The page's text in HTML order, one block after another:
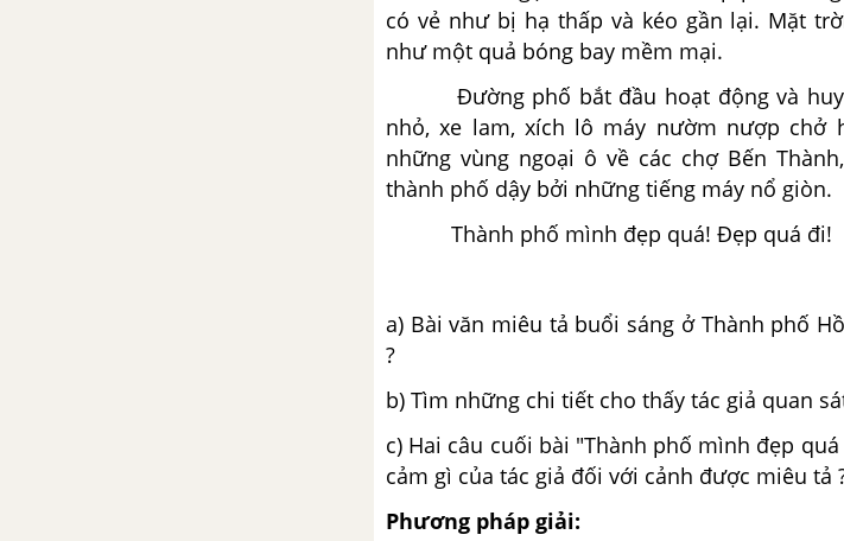
có vẻ như bị hạ thấp và kéo gần lại. Mặt
như một quả bóng bay mềm mại.
Đường phố bắt đầu hoạt động và
nhỏ, xe lam, xích lô máy nườm nượp chở
những vùng ngoại ô về các chợ Bến
thành phố dậy bởi những tiếng máy nổ giòn.
Thành phố mình đẹp quá! Đẹp quá đi!
a) Bài văn miêu tả buổi sáng ở Thành phố
?
b) Tìm những chi tiết cho thấy tác giả quan
c) Hai câu cuối bài "Thành phố mình đẹp
cảm gì của tác giả đối với cảnh được miêu tả
Phương pháp giải: